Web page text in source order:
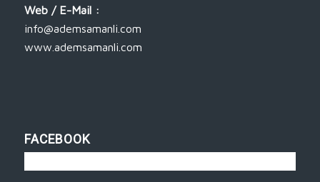
Web / E-Mail :
info@ademsamanli.com
www.ademsamanli.com
FACEBOOK